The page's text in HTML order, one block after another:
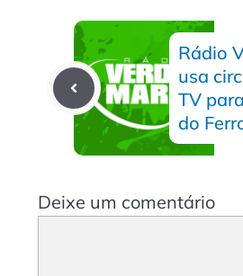
Rádio
usa
TV
do
Deixe um comentário